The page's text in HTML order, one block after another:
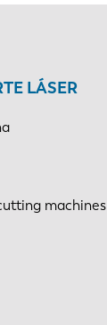
LÁSER
machines